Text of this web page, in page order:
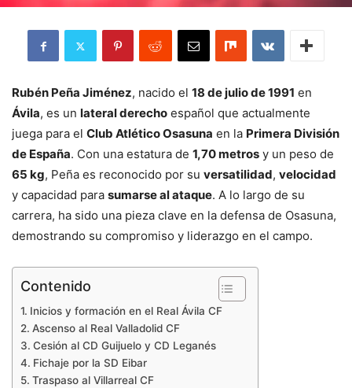
Rubén Peña Jiménez, nacido el 18 de julio de 1991 en
Ávila, es un lateral derecho español que actualmente
juega para el Club Atlético Osasuna en la Primera División
de España. Con una estatura de 1,70 metros y un peso de
65 kg, Peña es reconocido por su versatilidad, velocidad
y capacidad para sumarse al ataque. A lo largo de su
carrera, ha sido una pieza clave en la defensa de Osasuna,
demostrando su compromiso y liderazgo en el campo.
Contenido
Inicios y formación en el Real Ávila CF
Ascenso al Real Valladolid CF
Cesión al CD Guijuelo y CD Leganés
Fichaje por la SD Eibar
Traspaso al Villarreal CF